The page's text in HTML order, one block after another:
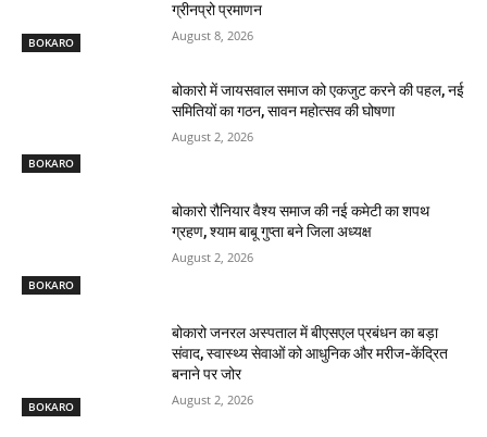
BOKARO
ग्रीनप्रो प्रमाणन
August 8, 2026
BOKARO
बोकारो में जायसवाल समाज को एकजुट करने की पहल, नई
समितियों का गठन, सावन महोत्सव की घोषणा
August 2, 2026
BOKARO
बोकारो रौनियार वैश्य समाज की नई कमेटी का शपथ
ग्रहण, श्याम बाबू गुप्ता बने जिला अध्यक्ष
August 2, 2026
BOKARO
बोकारो जनरल अस्पताल में बीएसएल प्रबंधन का बड़ा
संवाद, स्वास्थ्य सेवाओं को आधुनिक और मरीज-केंद्रित
बनाने पर जोर
August 2, 2026